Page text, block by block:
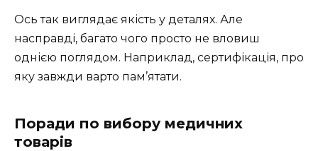
Ось так виглядає якість у деталях. Але
насправді, багато чого просто не вловиш
однією поглядом. Наприклад, сертифікація, про
яку завжди варто пам’ятати.
Поради по вибору медичних
товарів